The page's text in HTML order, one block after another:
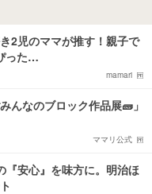
2児のママが推す！親子で
った…
mamari
んなのブロック作品展🧱」
ママリ公式
『安心』を味方に。明治ほ